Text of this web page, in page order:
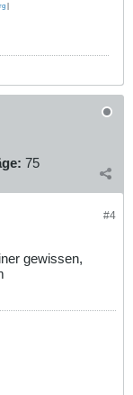
75
#4
gewissen,